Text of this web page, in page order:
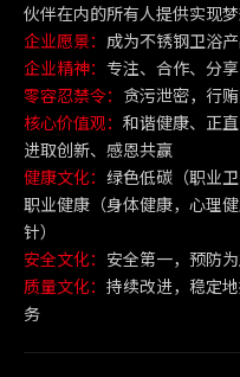
伙伴在内的所有人提供实现
企业愿景： 成为不锈钢卫浴
企业精神： 专注、合作、分享
零容忍禁令： 贪污泄密，行
核心价值观： 和谐健康、正
进取创新、感恩共赢
健康文化： 绿色低碳（职业
职业健康（身体健康，心理
针）
安全文化： 安全第一，预防
质量文化： 持续改进，稳定
务